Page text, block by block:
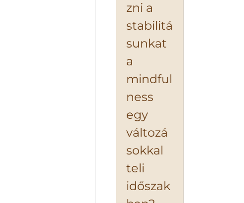
zni a
stabilitá
sunkat
a
mindful
ness
egy
változá
sokkal
teli
időszak